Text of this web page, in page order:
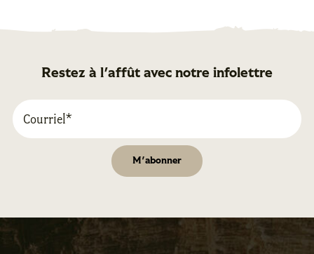
Restez à l'affût avec notre infolettre